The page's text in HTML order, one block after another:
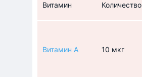
Витамин Количество
Витамин А 10 мкг